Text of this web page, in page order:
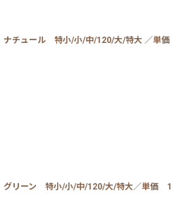
ナチュール 特小/小/中/120/大/特大 ／単
グリーン 特小/小/中/120/大/特大／単価